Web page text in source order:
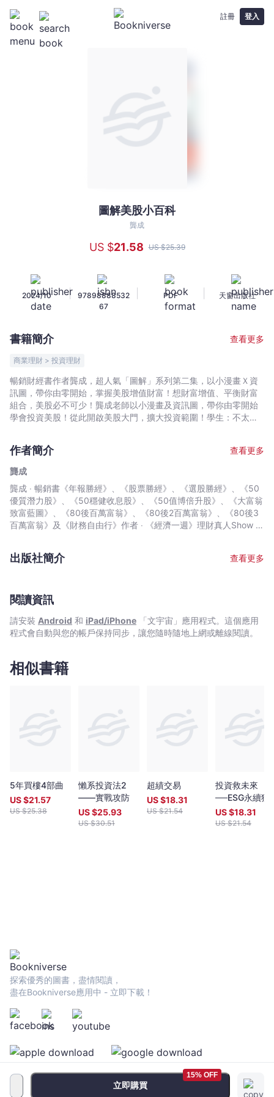
註冊 登入
成
-
宇
宙
｜
圖解美股小百科
龔成
US $21.58 US $25.39
2024/10 |
97898888532
67
PDF 天窗出版社
書籍簡介 查看更多
商業理財 > 投資理財
暢銷財經書作者龔成，超人氣「圖解」系列第二集，以小漫畫Ｘ資
訊圖，帶你由零開始，掌握美股增值財富！想財富增值、平衡財富
組合，美股必不可少！龔成老師以小漫畫及資訊圖，帶你由零開始
學會投資美股！從此開啟美股大門，擴大投資範圍！學生：不太懂
生：如何簡單「睇年報」、「睇報表」？ 龔成老師：好簡單！我會
一步步教大家美股投資技巧，選出優質企業，從理論到實戰，有效
累積財富！
作者簡介
查看更多
龔成
龔成 ‧ 暢銷書《年報勝經》、《股票勝經》、《選股勝經》、《50
優質潛力股》、《50穩健收息股》、《50值博倍升股》、《大富翁
致富藍圖》、《80後百萬富翁》、《80後2百萬富翁》、《80後3
百萬富翁》及《財務自由行》作者 ‧ 《經濟一週》理財真人Show 節
股票累積數百萬財富 ‧ 現為全職投資者，擁過千萬財富 ‧ 於網上分享
學位 ‧ 證券業持牌人士 ‧ 股票課程導師，香港及澳門學生人數逾
專頁「龔成」粉絲人數超過100,000人：
www.facebook.com/80shing
出版社簡介 查看更多
閱讀資訊
請安裝 Android 和 iPad/iPhone 「文宇宙」應用程式。這個應用
程式會自動與您的帳戶保持同步，讓您隨時隨地上網或離線閱讀。
相似書籍
5年買樓4部曲
US $21.57
US $25.38
懶系投資法2
——實戰攻防
US $25.93
US $30.51
超績交易
US $18.31
US $21.54
投資救未來
──ESG永續獲
利雙贏投資法
US $18.31
US $21.54
立即購買
15% OFF
探索優秀的圖書，盡情閱讀，
盡在Bookniverse應用中 - 立即下載！